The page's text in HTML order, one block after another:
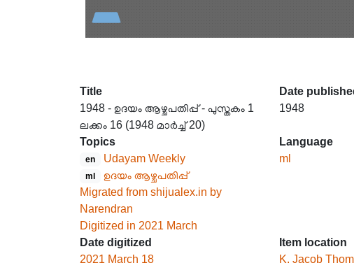
Title
1948 - ഉദയം ആഴ്ചപതിപ്പ് - പുസ്തകം 1
ലക്കം 16 (1948 മാർച്ച് 20)
Date
1948
Topics
en Udayam Weekly
ml
ഉദയം ആഴ്ചപതിപ്പ്
Migrated from shijualex.in by
Narendran
Digitized in 2021 March
Language
ml
Date digitized
2021 March 18
Item location
K. Jacob